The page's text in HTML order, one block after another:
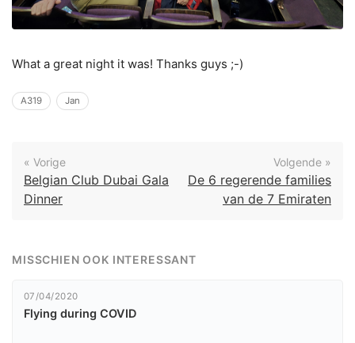
What a great night it was! Thanks guys ;-)
A319 Jan
« Vorige
Belgian Club Dubai Gala
Dinner
Volgende »
De 6 regerende families
van de 7 Emiraten
MISSCHIEN OOK INTERESSANT
07/04/2020
Flying during COVID